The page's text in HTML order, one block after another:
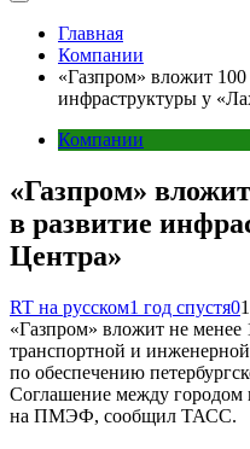
Главная
Компании
«Газпром» вложит
инфраструктуры у
Компании
«Газпром»
в развитие
Центра»
RT на русском1 год спустя0
«Газпром» вложит не менее
транспортной и
по обеспечению
Соглашение между городом
на ПМЭФ, сообщил ТАСС.